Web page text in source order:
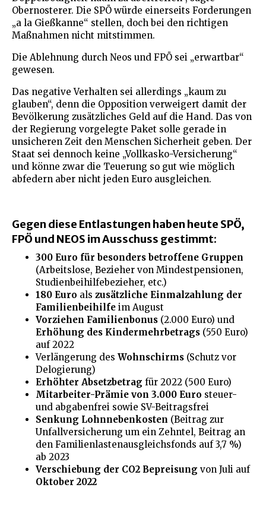
Obernosterer. Die SPÖ würde einerseits Forderungen
„a la Gießkanne“ stellen, doch bei den richtigen
Maßnahmen nicht mitstimmen.
Die Ablehnung durch Neos und FPÖ sei „erwartbar“
gewesen.
Das negative Verhalten sei allerdings „kaum zu
glauben“, denn die Opposition verweigert damit der
Bevölkerung zusätzliches Geld auf die Hand. Das von
der Regierung vorgelegte Paket solle gerade in
unsicheren Zeit den Menschen Sicherheit geben. Der
Staat sei dennoch keine „Vollkasko-Versicherung“
und könne zwar die Teuerung so gut wie möglich
abfedern aber nicht jeden Euro ausgleichen.
Gegen diese Entlastungen haben heute SPÖ,
FPÖ und NEOS im Ausschuss gestimmt:
300 Euro für besonders betroffene Gruppen
(Arbeitslose, Bezieher von Mindestpensionen,
Studienbeihilfebezieher, etc.)
180 Euro als zusätzliche Einmalzahlung der
Familienbeihilfe im August
Vorziehen Familienbonus (2.000 Euro) und
Erhöhung des Kindermehrbetrags (550 Euro)
auf 2022
Verlängerung des Wohnschirms (Schutz vor
Delogierung)
Erhöhter Absetzbetrag für 2022 (500 Euro)
Mitarbeiter-Prämie von 3.000 Euro steuer-
und abgabenfrei sowie SV-Beitragsfrei
Senkung Lohnnebenkosten (Beitrag zur
Unfallversicherung um ein Zehntel, Beitrag an
den Familienlastenausgleichsfonds auf 3,7 %)
ab 2023
Verschiebung der CO2 Bepreisung von Juli auf
Oktober 2022